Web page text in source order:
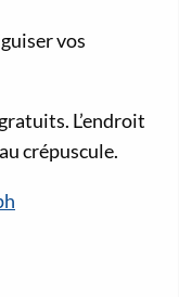
vos
L’endroit
crépuscule.